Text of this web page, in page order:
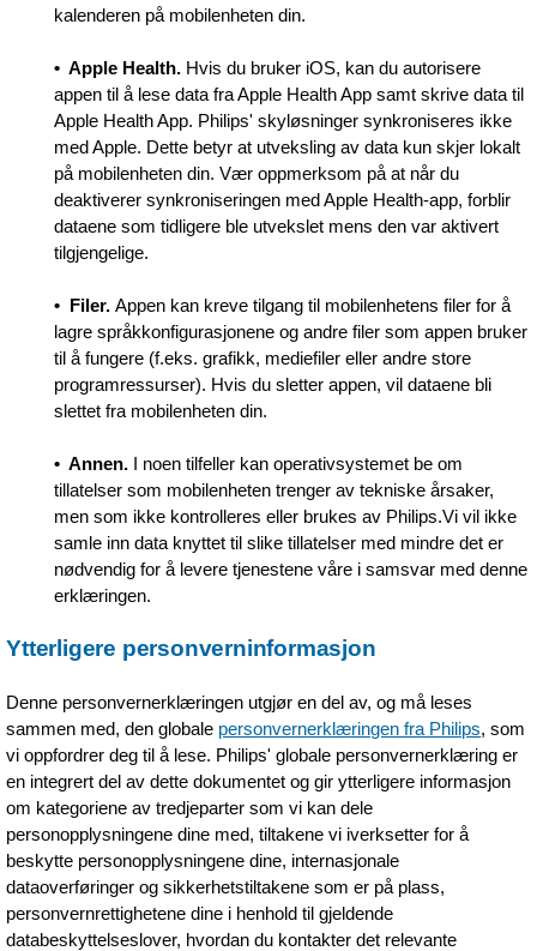
kalenderen på mobilenheten din.
• Apple Health. Hvis du bruker iOS, kan du autorisere
appen til å lese data fra Apple Health App samt skrive data til
Apple Health App. Philips' skyløsninger synkroniseres ikke
med Apple. Dette betyr at utveksling av data kun skjer lokalt
på mobilenheten din. Vær oppmerksom på at når du
deaktiverer synkroniseringen med Apple Health-app, forblir
dataene som tidligere ble utvekslet mens den var aktivert
tilgjengelige.
• Filer.Appen kan kreve tilgang til mobilenhetens filer for å
lagre språkkonfigurasjonene og andre filer som appen bruker
til å fungere (f.eks. grafikk, mediefiler eller andre store
programressurser). Hvis du sletter appen, vil dataene bli
slettet fra mobilenheten din.
• Annen. I noen tilfeller kan operativsystemet be om
tillatelser som mobilenheten trenger av tekniske årsaker,
men som ikke kontrolleres eller brukes av Philips.Vi vil ikke
samle inn data knyttet til slike tillatelser med mindre det er
nødvendig for å levere tjenestene våre i samsvar med denne
erklæringen.
Ytterligere personverninformasjon
Denne personvernerklæringen utgjør en del av, og må leses
sammen med, den globale personvernerklæringen fra Philips, som
vi oppfordrer deg til å lese. Philips' globale personvernerklæring er
en integrert del av dette dokumentet og gir ytterligere informasjon
om kategoriene av tredjeparter som vi kan dele
personopplysningene dine med, tiltakene vi iverksetter for å
beskytte personopplysningene dine, internasjonale
dataoverføringer og sikkerhetstiltakene som er på plass,
personvernrettighetene dine i henhold til gjeldende
databeskyttelseslover, hvordan du kontakter det relevante